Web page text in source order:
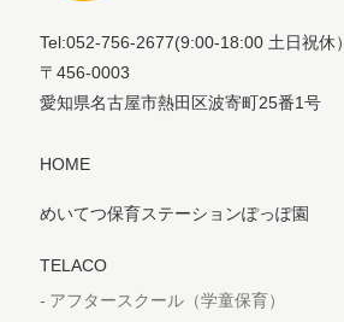
Tel:052-756-2677(9:00-18:00 土日祝休）
〒456-0003
愛知県名古屋市熱田区波寄町25番1号
HOME
めいてつ保育ステーションぽっぽ園
TELACO
アフタースクール（学童保育）